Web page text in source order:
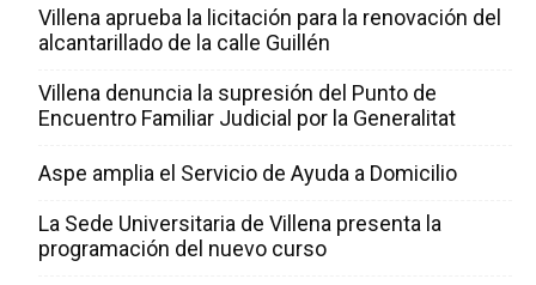
Villena aprueba la licitación para la renovación del
alcantarillado de la calle Guillén
Villena denuncia la supresión del Punto de
Encuentro Familiar Judicial por la Generalitat
Aspe amplia el Servicio de Ayuda a Domicilio
La Sede Universitaria de Villena presenta la
programación del nuevo curso